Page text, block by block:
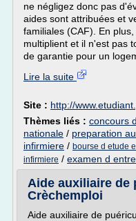
ne négligez donc pas
aides sont attribuées et
familiales (CAF). En
multiplient et il n'est pas
de garantie pour un
Lire la suite
Site : http://
Thèmes liés : concours
nationale / preparation
infirmiere / bourse d etude
infirmiere / examen d
Aide auxiliaire de
Crèchemploi
Aide auxiliaire de